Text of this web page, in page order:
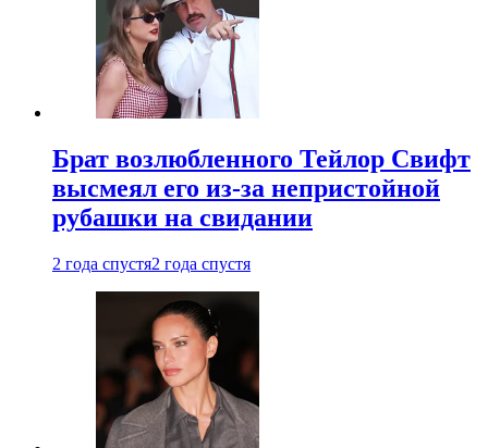
Брат возлюбленного Тейлор Свифт
высмеял его из-за непристойной
рубашки на свидании
2 года спустя2 года спустя